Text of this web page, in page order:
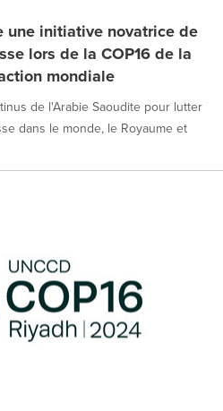
une initiative novatrice de
lors de la COP16 de la
mondiale
de l'Arabie Saoudite pour lutter
dans le monde, le Royaume et